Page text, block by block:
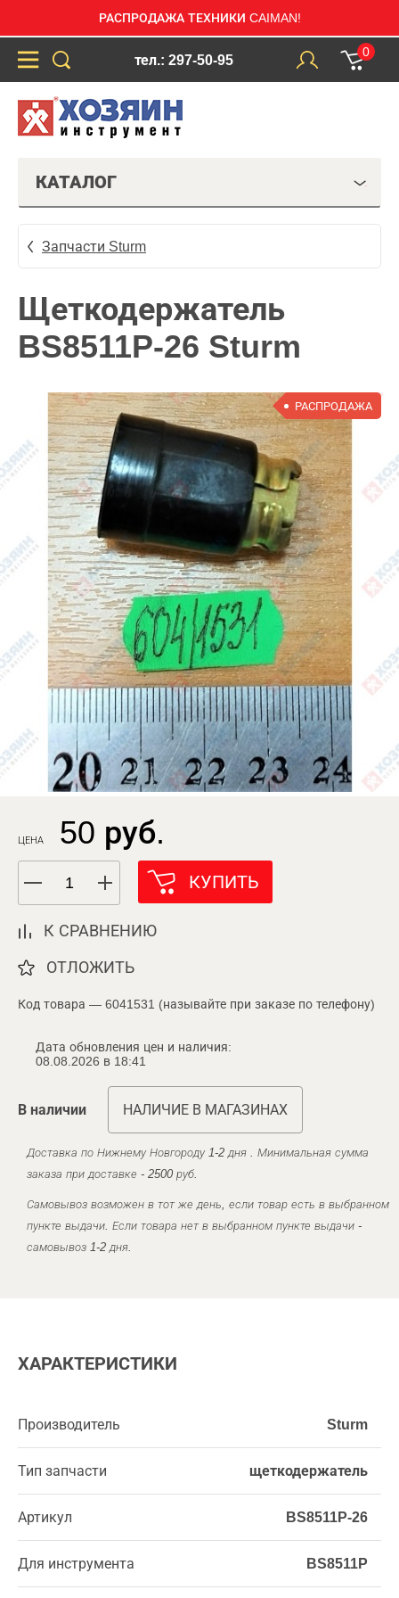
РАСПРОДАЖА ТЕХНИКИ CAIMAN!
тел.: 297-50-95
0
КАТАЛОГ
Запчасти Sturm
Щеткодержатель
BS8511P-26 Sturm
РАСПРОДАЖА
ЦЕНА 50 руб.
КУПИТЬ
К СРАВНЕНИЮ
ОТЛОЖИТЬ
Код товара — 6041531 (называйте при заказе по телефону)
Дата обновления цен и наличия:
08.08.2026 в 18:41
В наличии НАЛИЧИЕ В МАГАЗИНАХ
Доставка по Нижнему Новгороду 1-2 дня . Минимальная сумма
заказа при доставке - 2500 руб.
Самовывоз возможен в тот же день, если товар есть в выбранном
пункте выдачи. Если товара нет в выбранном пункте выдачи -
самовывоз 1-2 дня.
ХАРАКТЕРИСТИКИ
Производитель Sturm
Тип запчасти щеткодержатель
Артикул BS8511P-26
Для инструмента BS8511P